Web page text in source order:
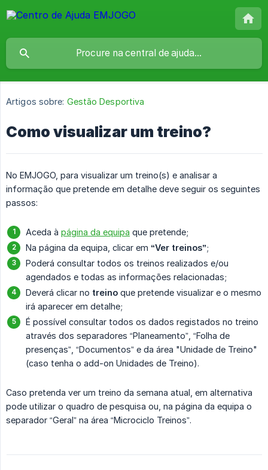
Artigos sobre: Gestão Desportiva
Como visualizar um treino?
No EMJOGO, para visualizar um treino(s) e analisar a
informação que pretende em detalhe deve seguir os seguintes
passos:
Aceda à página da equipa que pretende;
Na página da equipa, clicar em “Ver treinos”;
Poderá consultar todos os treinos realizados e/ou
agendados e todas as informações relacionadas;
Deverá clicar no treino que pretende visualizar e o mesmo
irá aparecer em detalhe;
É possível consultar todos os dados registados no treino
através dos separadores “Planeamento”, “Folha de
presenças”, “Documentos” e da área "Unidade de Treino"
(caso tenha o add-on Unidades de Treino).
Caso pretenda ver um treino da semana atual, em alternativa
pode utilizar o quadro de pesquisa ou, na página da equipa o
separador “Geral” na área “Microciclo Treinos”.